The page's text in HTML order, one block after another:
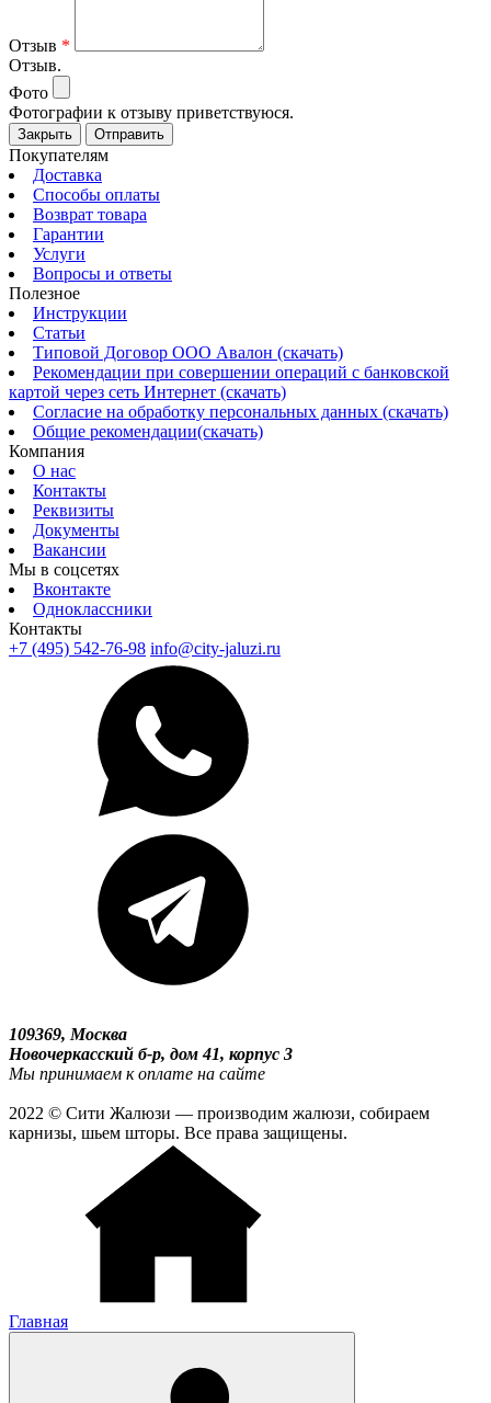
Отзыв *
Отзыв.
Фото
Фотографии к отзыву приветствуюся.
Закрыть Отправить
Покупателям
Доставка
Способы оплаты
Возврат товара
Гарантии
Услуги
Вопросы и ответы
Полезное
Инструкции
Статьи
Типовой Договор ООО Авалон (скачать)
Рекомендации при совершении операций с банковской
картой через сеть Интернет (скачать)
Согласие на обработку персональных данных (скачать)
Общие рекомендации(скачать)
Компания
О нас
Контакты
Реквизиты
Документы
Вакансии
Мы в соцсетях
Вконтакте
Одноклассники
Контакты
+7 (495) 542-76-98 info@city-jaluzi.ru
109369, Москва
Новочеркасский б-р, дом 41, корпус 3
Мы принимаем к оплате на сайте
2022 © Сити Жалюзи — производим жалюзи, собираем
карнизы, шьем шторы. Все права защищены.
Главная